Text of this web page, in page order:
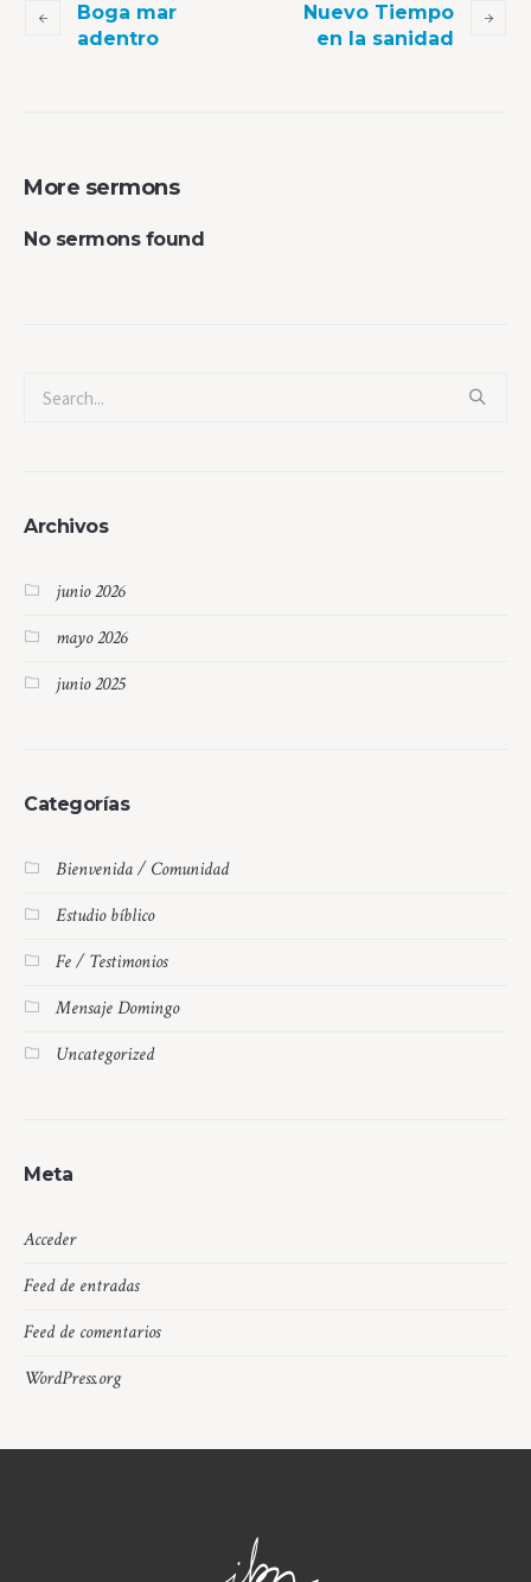
Boga mar
adentro
Nuevo Tiempo
en la sanidad
More sermons
No sermons found
Archivos
junio 2026
mayo 2026
junio 2025
Categorías
Bienvenida / Comunidad
Estudio bíblico
Fe / Testimonios
Mensaje Domingo
Uncategorized
Meta
Acceder
Feed de entradas
Feed de comentarios
WordPress.org